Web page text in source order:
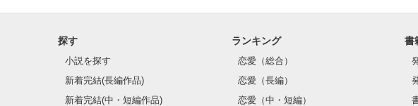
探す
小説を探す
新着完結(長編作品)
新着完結(中・短編作品)
ランキング
恋愛（総合）
恋愛（長編）
恋愛（中・短編）
書